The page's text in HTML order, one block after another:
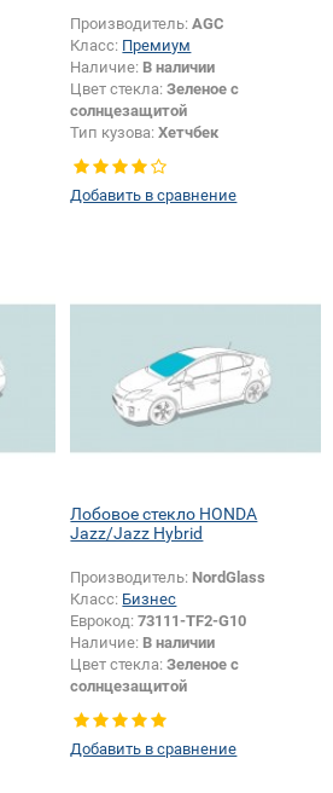
Производитель:AGC
Класс: Премиум
Наличие: В наличии
Цвет стекла:Зеленое с
солнцезащитой
Тип кузова:Хетчбек
Изменение крепления зеркала +
шелкографии:
Добавить в сравнение
Лобовое стекло HONDA
Jazz/Jazz Hybrid
Производитель: NordGlass
Класс: Бизнес
Еврокод:73111-TF2-G10
Наличие: В наличии
Цвет стекла:Зеленое с
солнцезащитой
Появление или изменение
шелкографии:Да
Добавить в сравнение